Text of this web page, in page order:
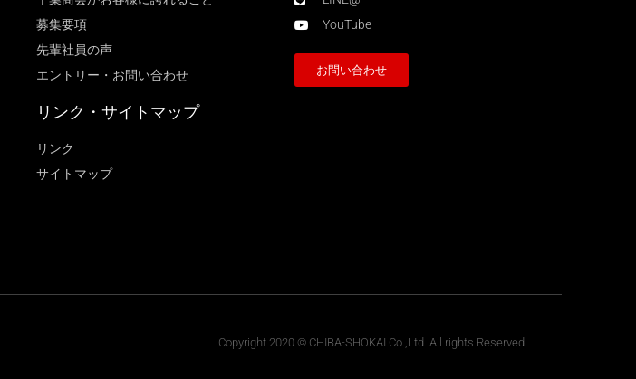
募集要項
先輩社員の声
エントリー・お問い合わせ
リンク・サイトマップ
リンク
サイトマップ
YouTube
お問い合わせ
Copyright 2020 © CHIBA-SHOKAI Co.,Ltd. All rights Reserved.